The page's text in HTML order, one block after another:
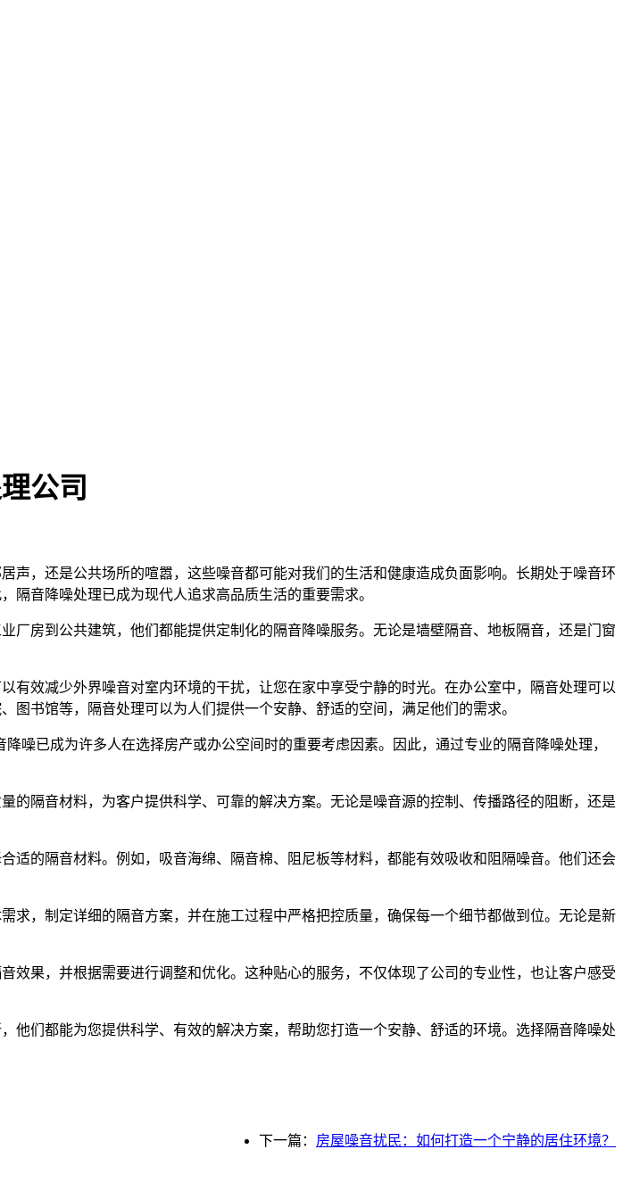
公司
，还是公共场所的喧嚣，这些噪音都可能对我们的生活和健康造成负面影响。长期处于噪音环
隔音降噪处理已成为现代人追求高品质生活的重要需求。
房到公共建筑，他们都能提供定制化的隔音降噪服务。无论是墙壁隔音、地板隔音，还是门窗
效减少外界噪音对室内环境的干扰，让您在家中享受宁静的时光。在办公室中，隔音处理可以
书馆等，隔音处理可以为人们提供一个安静、舒适的空间，满足他们的需求。
噪已成为许多人在选择房产或办公空间时的重要考虑因素。因此，通过专业的隔音降噪处理，
隔音材料，为客户提供科学、可靠的解决方案。无论是噪音源的控制、传播路径的阻断，还是
的隔音材料。例如，吸音海绵、隔音棉、阻尼板等材料，都能有效吸收和阻隔噪音。他们还会
求，制定详细的隔音方案，并在施工过程中严格把控质量，确保每一个细节都做到位。无论是新
果，并根据需要进行调整和优化。这种贴心的服务，不仅体现了公司的专业性，也让客户感受
们都能为您提供科学、有效的解决方案，帮助您打造一个安静、舒适的环境。选择隔音降噪处
下一篇： 房屋噪音扰民：如何打造一个宁静的居住环境？